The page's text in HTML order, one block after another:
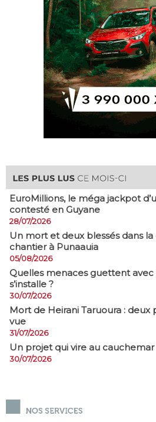
EuroMillions, ​le méga jackpot
contesté en Guyane
28/07/2026
​Un mort et deux blessés dans
chantier à Punaauia
05/08/2026
Quelles menaces guettent avec
s’installe ?
30/07/2026
Mort de Heirani Taruoura : deux
vue
31/07/2026
Un projet qui vire au cauchemar
30/07/2026